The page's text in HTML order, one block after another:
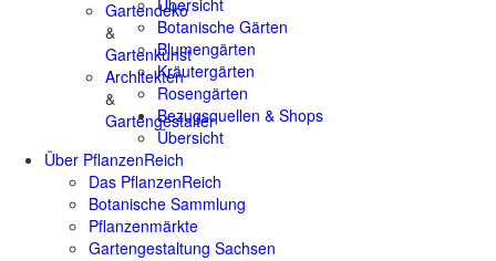
Gartendeko
&
Gartenkunst
Architekten
&
Gartengestalter
Übersicht
Botanische Gärten
Blumengärten
Kräutergärten
Rosengärten
Bezugsquellen & Shops
Übersicht
Über PflanzenReich
Das PflanzenReich
Botanische Sammlung
Pflanzenmärkte
Gartengestaltung Sachsen